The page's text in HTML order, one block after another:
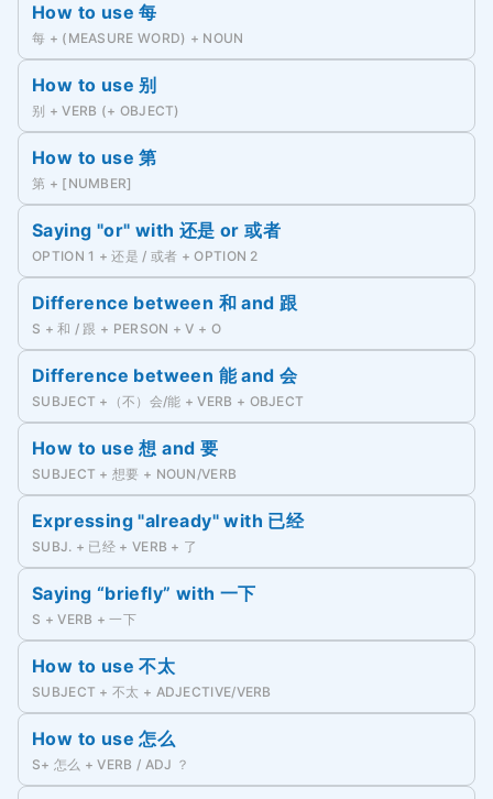
How to use 每
每 + (MEASURE WORD) + NOUN
How to use 别
别 + VERB (+ OBJECT)
How to use 第
第 + [NUMBER]
Saying "or" with 还是 or 或者
OPTION 1 + 还是 / 或者 + OPTION 2
Difference between 和 and 跟
S + 和 / 跟 + PERSON + V + O
Difference between 能 and 会
SUBJECT +（不）会/能 + VERB + OBJECT
How to use 想 and 要
SUBJECT + 想要 + NOUN/VERB
Expressing "already" with 已经
SUBJ. + 已经 + VERB + 了
Saying “briefly” with 一下
S + VERB + 一下
How to use 不太
SUBJECT + 不太 + ADJECTIVE/VERB
How to use 怎么
S+ 怎么 + VERB / ADJ ？